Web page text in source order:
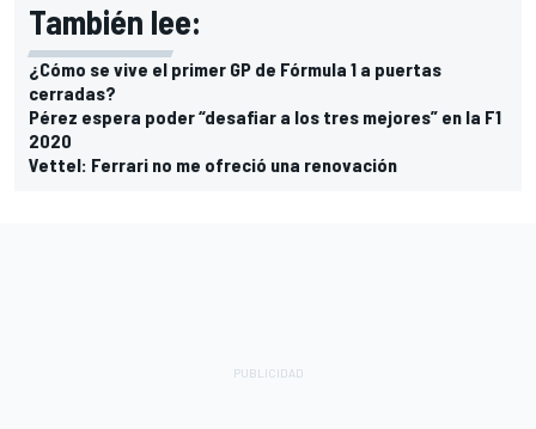
También lee:
¿Cómo se vive el primer GP de Fórmula 1 a puertas
cerradas?
Pérez espera poder “desafiar a los tres mejores” en la F1
2020
Vettel: Ferrari no me ofreció una renovación